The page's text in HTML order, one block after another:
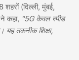
(दिल्ली, मुंबई,
कहा, "5G केवल स्पीड
यह तकनीक शिक्षा,